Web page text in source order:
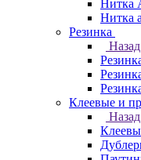
Нитка
Нитка
Резинка
Назад
Клеевые и
Назад